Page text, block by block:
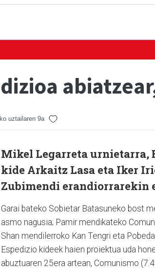
uztailaren 9a
Mikel Legarreta urnietarra,
kide Arkaitz Lasa eta Iker
Zubimendi erandiorrarekin
Garai bateko Sobietar Batasuneko bost
asmo nagusia; Pamir mendikateko
Shan mendilerroko Kan Tengri eta
Espedizio kideek haien proiektua uda
abuztuaren 25era artean, Comunismo